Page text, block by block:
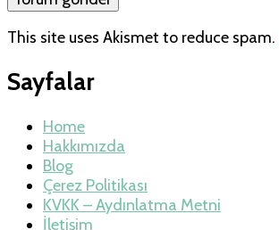
This site uses Akismet to reduce spam.
Sayfalar
Home
Hakkımızda
Blog
Çerez Politikası
KVKK – Aydınlatma Metni
İletişim